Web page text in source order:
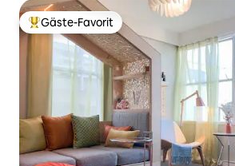
Beliebter Gäste-Favorit.
Gäste-Favorit